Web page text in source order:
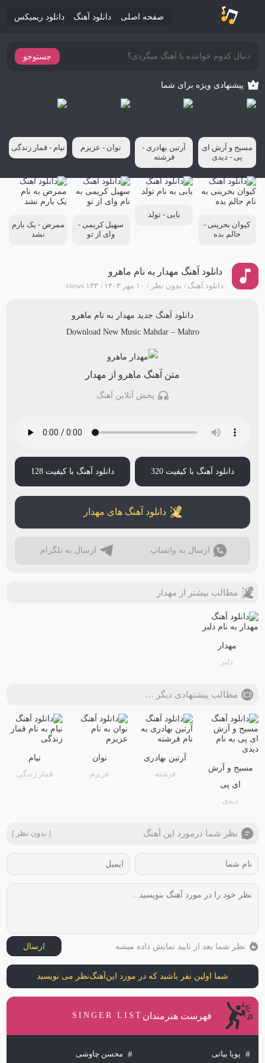
صفحه اصلی دانلود آهنگ دانلود ریمیکس
جستوجو
پیشنهادی ویژه برای شما
مسیح و آرش ای
پی - دیدی
آرتین بهادری -
فرشته
نوان - عزیزم نیام - قمار زندگی
کیوان بحرینی -
حالم بده
بابی - تولد
سهیل کریمی -
وای از تو
ممرض - یک بارم
نشد
دانلود آهنگ مهدار به نام ماهرو
دانلود آهنگ بدون نظر ۱۰ مهر ۱۴۰۳ ۱۳۳ views
دانلود آهنگ جدید مهدار به نام ماهرو
Download New Music Mahdar– Mahro
متن آهنگ ماهرو از مهدار
پخش آنلاین آهنگ
دانلود آهنگ با کیفیت 320 دانلود آهنگ با کیفیت 128
دانلود آهنگ های مهدار
ارسال به واتساپ ارسال به تلگرام
مطالب بیشتر از مهدار
مهدار
دلبر
مطالب پیشنهادی دیگر …
مسیح و آرش
ای پی
دیدی
آرتین بهادری
فرشته
نوان
عزیزم
نیام
قمار زندگی
نظر شما درمورد این آهنگ [ بدون نظر ]
نظر شما بعد از تایید نمایش داده میشه ارسال
شما اولین نفر باشید که در مورد این آهنگنظر می نویسید
فهرست هنرمندان SINGER LIST
پویا بیاتی محسن چاوشی